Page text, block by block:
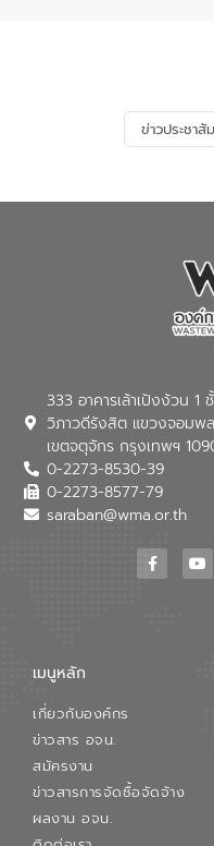
ข่าวประชา
333 อาคารเล้าเป้งง้วน 1
วิภาวดีรังสิต แขวงจอมพล
เขตจตุจักร กรุงเทพฯ
0-2273-8530-39
0-2273-8577-79
saraban@wma.or.th
เมนูหลัก
เกี่ยวกับองค์กร
ข่าวสาร อจน.
สมัครงาน
ข่าวสารการจัดซื้อจัดจ้าง
ผลงาน อจน.